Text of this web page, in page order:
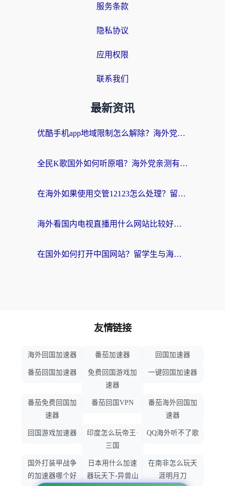
服务条款
隐私协议
应用权限
联系我们
最新资讯
优酷手机app地域限制怎么解除？海外党亲测有效的追剧方案
全民K歌国外如何听原唱？海外党亲测有效的回国加速器选择指南
在海外如果使用交管12123怎么处理？留学生亲测有效的回国加速方案
海外看国内电视直播用什么网站比较好？一篇解决你所有追剧难题的实用指南
在国外如何打开中国网站？留学生与海外华人的无缝访问指南
友情链接
海外回国加速器 番茄加速器 回国加速器
番茄回国加速器
免费回国游戏加
速器
一键回国加速器
番茄免费回国加
速器
番茄回国VPN
番茄海外回国加
速器
回国游戏加速器
印度怎么玩帝王·
三国
QQ海外听不了歌
国外打装甲战争
的加速器哪个好
日本用什么加速
器玩天下-异兽山
在南非怎么玩天
涯明月刀